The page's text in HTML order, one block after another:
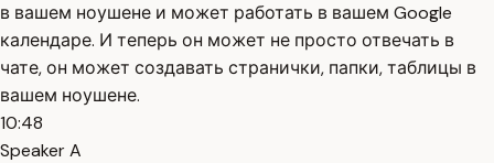
в вашем ноушене и может работать в вашем Google
календаре. И теперь он может не просто отвечать в
чате, он может создавать странички, папки, таблицы в
вашем ноушене.
10:48
Speaker A